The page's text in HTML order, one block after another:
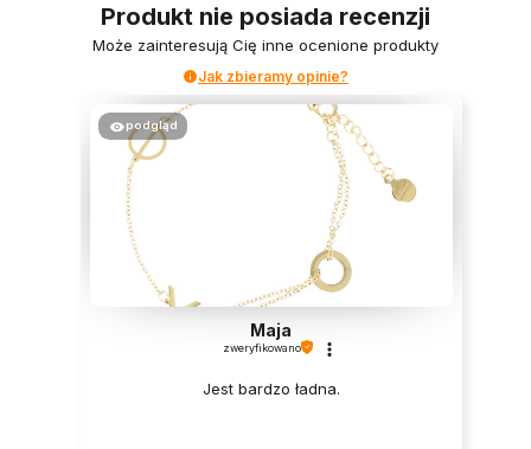
Produkt nie posiada recenzji
Może zainteresują Cię inne ocenione produkty
Jak zbieramy opinie?
podgląd
Maja
zweryfikowano
Jest bardzo ładna.